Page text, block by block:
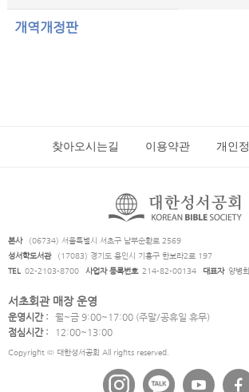
개역개정판
찾아오시는길 이용약관 개인
본사
(06734) 서울특별시 서초구 남부순환로 2569
성서학도서관
(17083) 경기도 용인시 기흥구 한보라2로 197
TEL 02-2103-8700 사업자 등록번호 214-82-00134 대표자 양병희
서초회관 매장 운영
운영시간 :
월~금 9:00~17:00 (주말/공휴일 휴무)
점심시간 :
12:00~13:00
Copyright © 대한성서공회 All rights reserved.